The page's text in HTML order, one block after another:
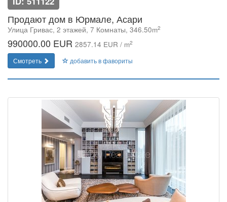
Продают дом в Юрмале, Асари
Улица Гривас, 2 этажей, 7 Комнаты, 346.50m2
990000.00 EUR 2857.14 EUR / m2
Смотреть добавить в фавориты